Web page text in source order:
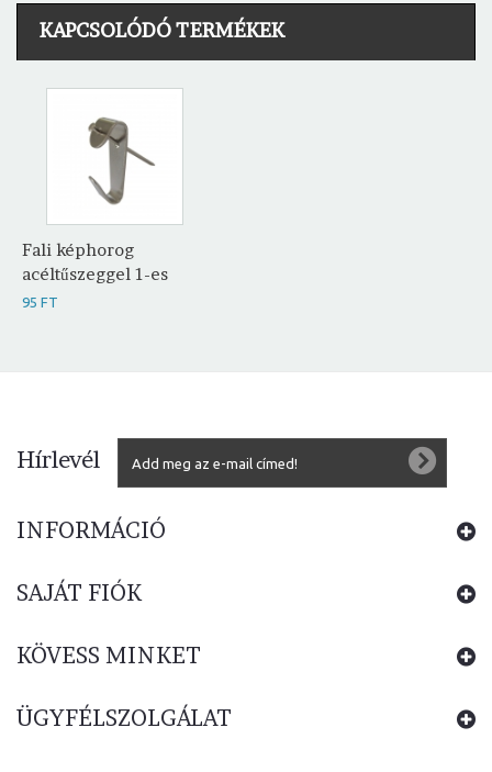
KAPCSOLÓDÓ TERMÉKEK
Fali képhorog
acéltűszeggel 1-es
95 FT
Hírlevél
INFORMÁCIÓ
SAJÁT FIÓK
KÖVESS MINKET
ÜGYFÉLSZOLGÁLAT